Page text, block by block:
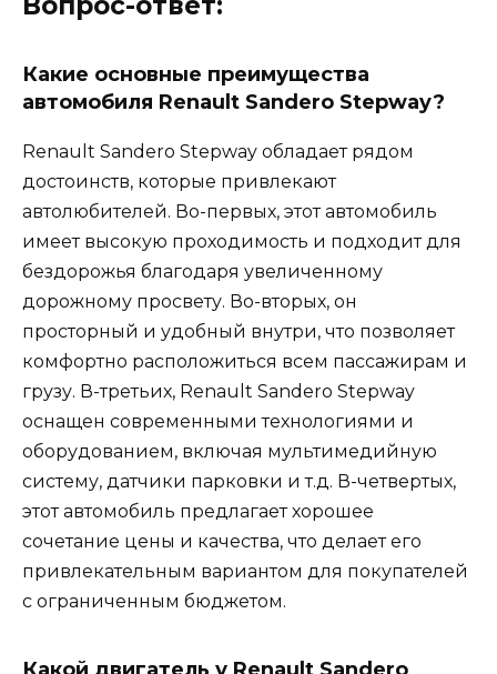
Какие основные преимущества
автомобиля Renault Sandero Stepway?
Renault Sandero Stepway обладает рядом
достоинств, которые привлекают
автолюбителей. Во-первых, этот автомобиль
имеет высокую проходимость и подходит для
бездорожья благодаря увеличенному
дорожному просвету. Во-вторых, он
просторный и удобный внутри, что позволяет
комфортно расположиться всем пассажирам и
грузу. В-третьих, Renault Sandero Stepway
оснащен современными технологиями и
оборудованием, включая мультимедийную
систему, датчики парковки и т.д. В-четвертых,
этот автомобиль предлагает хорошее
сочетание цены и качества, что делает его
привлекательным вариантом для покупателей
с ограниченным бюджетом.